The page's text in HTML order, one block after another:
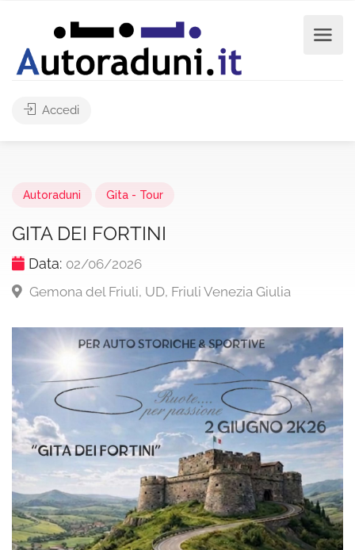
Accedi
Autoraduni Gita - Tour
GITA DEI FORTINI
Data: 02/06/2026
Gemona del Friuli, UD, Friuli Venezia Giulia